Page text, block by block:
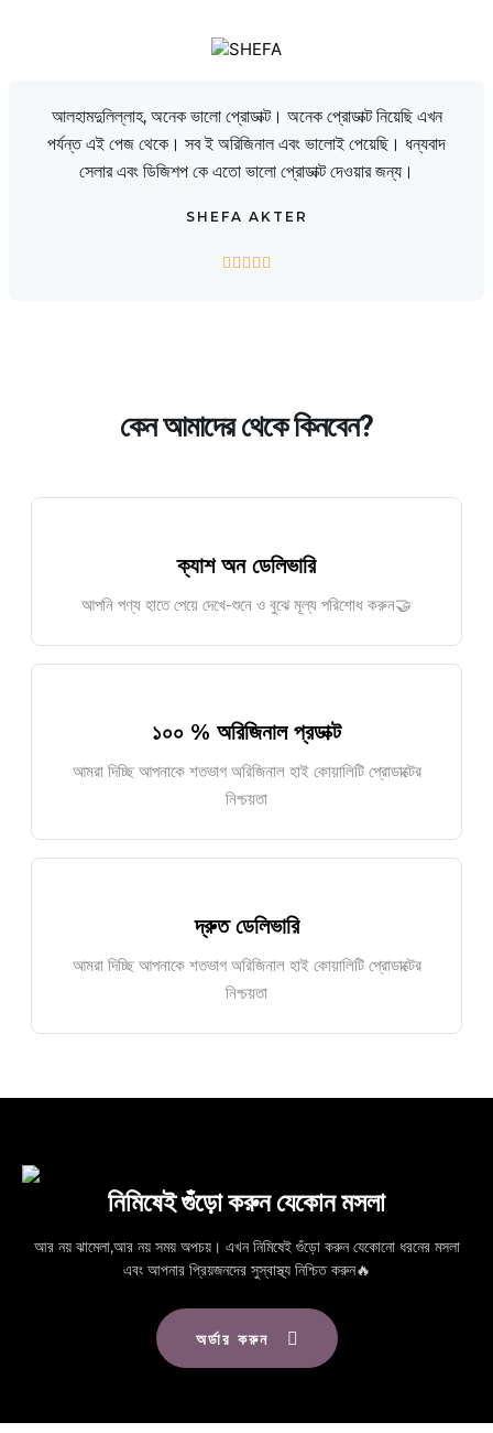
আলহামদুলিল্লাহ, অনেক ভালো প্রোডাক্ট। অনেক প্রোডাক্ট নিয়েছি এখন
পর্যন্ত এই পেজ থেকে। সব ই অরিজিনাল এবং ভালোই পেয়েছি। ধন্যবাদ
সেলার এবং ডিজিশপ কে এতো ভালো প্রোডাক্ট দেওয়ার জন্য।
SHEFA AKTER
    
কেন আমাদের থেকে কিনবেন?
ক্যাশ অন ডেলিভারি
আপনি পণ্য হাতে পেয়ে দেখে-শুনে ও বুঝে মূল্য পরিশোধ করুন🤝
১০০ % অরিজিনাল প্রডাক্ট
আমরা দিচ্ছি আপনাকে শতভাগ অরিজিনাল হাই কোয়ালিটি প্রোডাক্টের
নিশ্চয়তা
দ্রুত ডেলিভারি
আমরা দিচ্ছি আপনাকে শতভাগ অরিজিনাল হাই কোয়ালিটি প্রোডাক্টের
নিশ্চয়তা
নিমিষেই গুঁড়ো করুন যেকোন মসলা
আর নয় ঝামেলা,আর নয় সময় অপচয়। এখন নিমিষেই গুঁড়ো করুন যেকোনো ধরনের মসলা
এবং আপনার প্রিয়জনদের সুস্বাস্থ্য নিশ্চিত করুন🔥
অর্ডার করুন